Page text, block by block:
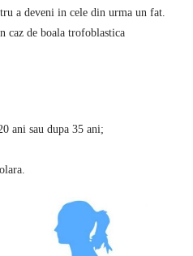
a deveni in cele din urma un fat.
caz de boala trofoblastica
ani sau dupa 35 ani;